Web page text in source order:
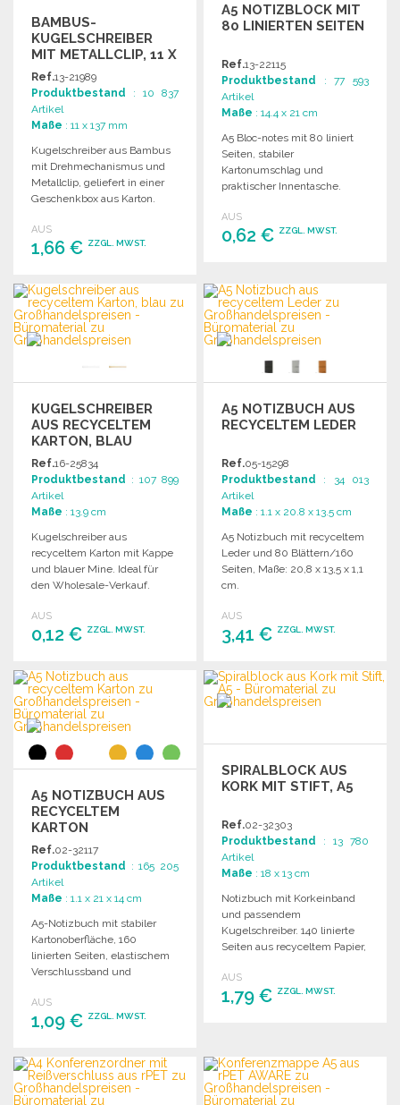
BAMBUS-
KUGELSCHREIBER
MIT METALLCLIP, 11 X
137 MM
Ref.13-21989
Produktbestand : 10 837
Artikel
Maße : 11 x 137 mm
Kugelschreiber aus Bambus
mit Drehmechanismus und
Metallclip, geliefert in einer
Geschenkbox aus Karton.
AUS
1,66 € ZZGL. MWST.
BESTELLEN
Angebot anfordern
A5 NOTIZBLOCK MIT
80 LINIERTEN SEITEN
Ref.13-22115
Produktbestand : 77 593
Artikel
Maße : 14.4 x 21 cm
A5 Bloc-notes mit 80 liniert
Seiten, stabiler
Kartonumschlag und
praktischer Innentasche.
AUS
0,62 € ZZGL. MWST.
Angebot anfordern
KUGELSCHREIBER
AUS RECYCELTEM
KARTON, BLAU
Ref.16-25834
Produktbestand : 107 899
Artikel
Maße : 13.9 cm
Kugelschreiber aus
recyceltem Karton mit Kappe
und blauer Mine. Ideal für
den Wholesale-Verkauf.
AUS
0,12 € ZZGL. MWST.
BESTELLEN
Angebot anfordern
A5 NOTIZBUCH AUS
RECYCELTEM LEDER
Ref.05-15298
Produktbestand : 34 013
Artikel
Maße : 1.1 x 20.8 x 13.5 cm
A5 Notizbuch mit recyceltem
Leder und 80 Blättern/160
Seiten, Maße: 20,8 x 13,5 x 1,1
cm.
AUS
3,41 € ZZGL. MWST.
BESTELLEN
Angebot anfordern
A5 NOTIZBUCH AUS
RECYCELTEM
KARTON
Ref.02-32117
Produktbestand : 165 205
Artikel
Maße : 1.1 x 21 x 14 cm
A5-Notizbuch mit stabiler
Kartonoberfläche, 160
linierten Seiten, elastischem
Verschlussband und
Notizen und Organisation.
AUS
1,09 € ZZGL. MWST.
BESTELLEN
Angebot anfordern
SPIRALBLOCK AUS
KORK MIT STIFT, A5
Ref.02-32303
Produktbestand : 13 780
Artikel
Maße : 18 x 13 cm
Notizbuch mit Korkeinband
und passendem
Kugelschreiber. 140 linierte
Seiten aus recyceltem Papier,
für Notizen und Ideen.
AUS
1,79 € ZZGL. MWST.
Angebot anfordern